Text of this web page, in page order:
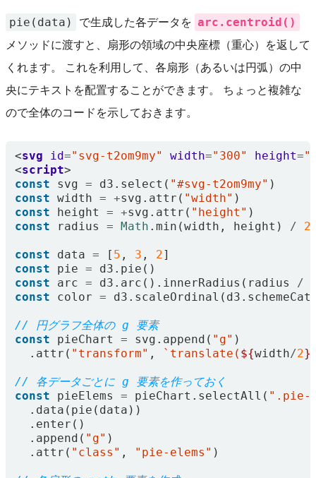
pie(data) で生成した各データを arc.centroid()
メソッドに渡すと、扇形の領域の中央座標（重心）を返して
くれます。 これを利用して、各扇形（あるいは円弧）の中
央にテキストを配置することができます。 ちょっと複雑な
ので全体のコードを示しておきます。
<svg id="svg-t2om9my" width="300" height=
<script>
const
svg = d3 . select ( "#svg-t2om9my" )
const width = +svg . attr ( "width" )
const
height = +svg . attr ( "height" )
const
radius = Math . min (width , height ) / 2
const data = [ 5 , 3 , 2]
const
pie = d3 . pie ()
const
arc = d3 . arc (). innerRadius ( radius /
const
color = d3 . scaleOrdinal ( d3 .
const
pieChart = svg . append ( "g" )
. attr ( "transform" , `translate( ${width/2}
const
pieElems = pieChart . selectAll ( ".pie-
. data ( pie ( data ))
. enter ()
. append ( "g" )
. attr ( "class" , "pie-elems" )